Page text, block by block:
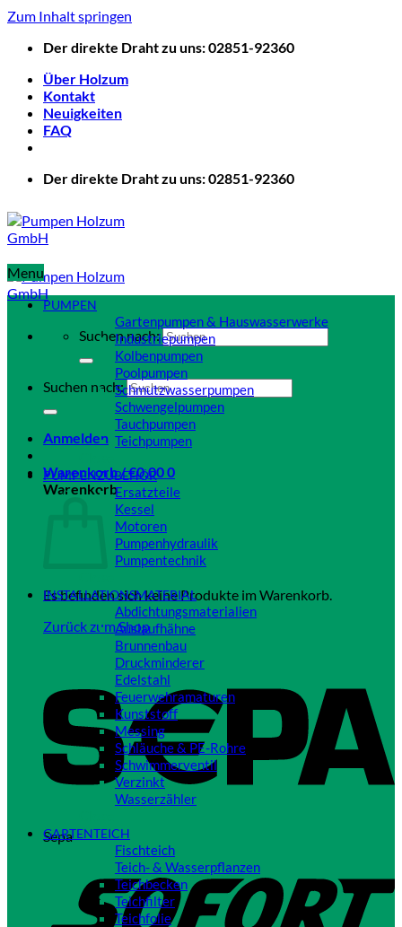
Zum Inhalt springen
Der direkte Draht zu uns: 02851-92360
Über Holzum
Kontakt
Neuigkeiten
FAQ
Der direkte Draht zu uns: 02851-92360
Suchen nach:
Suchen nach:
Anmelden
Warenkorb /€0,000
Warenkorb
Es befinden sich keine Produkte im Warenkorb.
Zurück zum Shop
Sepa
Menu
PUMPEN
Gartenpumpen & Hauswasserwerke
Industriepumpen
Kolbenpumpen
Poolpumpen
Schmutzwasserpumpen
Schwengelpumpen
Tauchpumpen
Teichpumpen
PUMPENZUBEHÖR
Ersatzteile
Kessel
Motoren
Pumpenhydraulik
Pumpentechnik
INSTALLATIONSMATERIAL
Abdichtungsmaterialien
Auslaufhähne
Brunnenbau
Druckminderer
Edelstahl
Feuerwehramaturen
Kunststoff
Messing
Schläuche & PE-Rohre
Schwimmerventil
Verzinkt
Wasserzähler
GARTENTEICH
Fischteich
Teich- & Wasserpflanzen
Teichbecken
Teichfilter
Teichfolie